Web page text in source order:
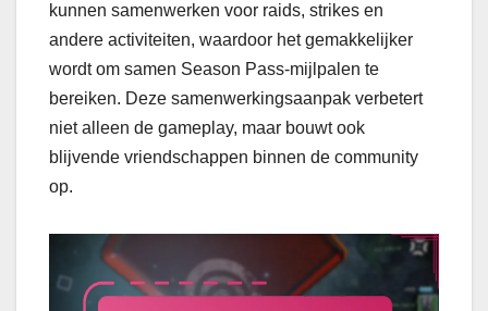
kunnen samenwerken voor raids, strikes en
andere activiteiten, waardoor het gemakkelijker
wordt om samen Season Pass-mijlpalen te
bereiken. Deze samenwerkingsaanpak verbetert
niet alleen de gameplay, maar bouwt ook
blijvende vriendschappen binnen de community
op.